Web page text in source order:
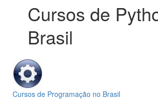
Cursos de
Brasil
Cursos de Programação no Brasil